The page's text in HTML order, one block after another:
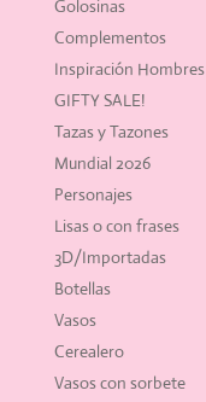
Golosinas
Complementos
Inspiración Hombres
GIFTY SALE!
Tazas y Tazones
Mundial 2026
Personajes
Lisas o con frases
3D/Importadas
Botellas
Vasos
Cerealero
Vasos con sorbete